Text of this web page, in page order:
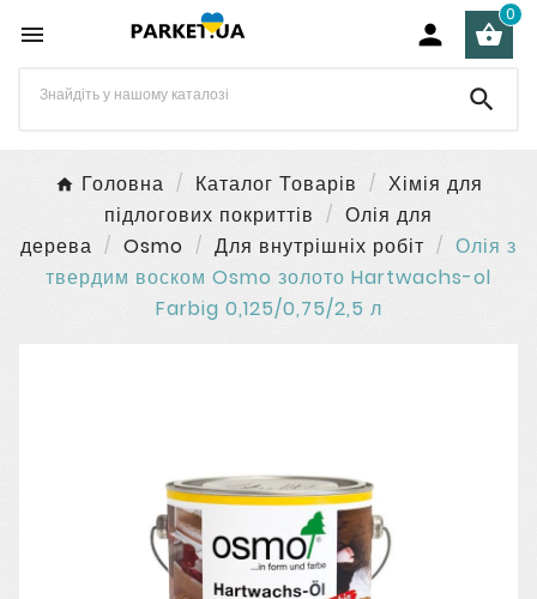
  
0

Головна Каталог Товарів
Хімія для
підлогових покриттів
Олія для
дерева
Osmo Для внутрішніх робіт
Олія з
твердим воском Osmo золото Hartwachs-ol
Farbig 0,125/0,75/2,5 л